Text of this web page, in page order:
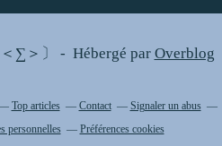
∑＞〕 - Hébergé par Overblog
Top articles Contact
Signaler un abus
personnelles Préférences cookies